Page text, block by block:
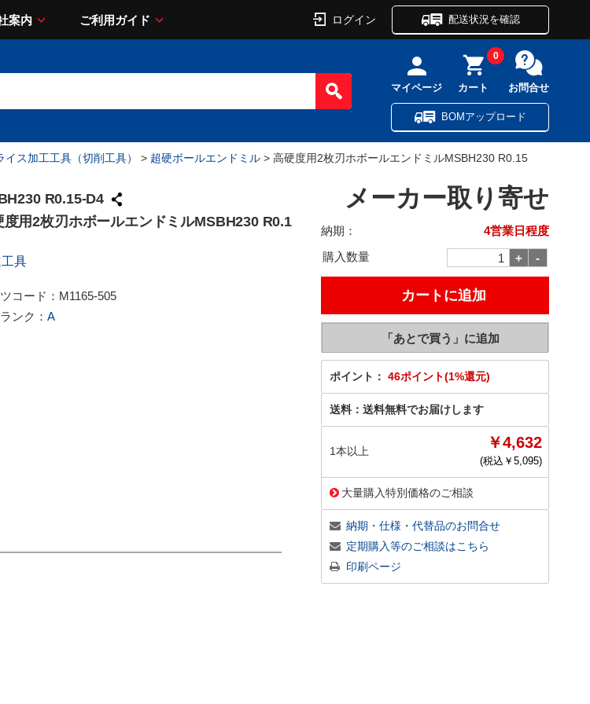
案内 ご利用ガイド ログイン 配送状況を確認
マイページ カート
0
お問合せ
BOMアップロード
ス加工工具（切削工具） > 超硬ボールエンドミル > 高硬度用2枚刃ホボールエンドミルMSBH230 R0.15
R0.15-D4
度用2枚刃ホボールエンドミルMSBH230 R0.1
工具
コード： M1165-505
ンク： A
メーカー取り寄せ
納期：
4営業日程度
購入数量
ポイント： 46ポイント(1%還元)
送料： 送料無料でお届けします
1本以上 ￥4,632
(税込￥ 5,095)
大量購入特別価格のご相談
納期・仕様・代替品のお問合せ
定期購入等のご相談はこちら
印刷ページ